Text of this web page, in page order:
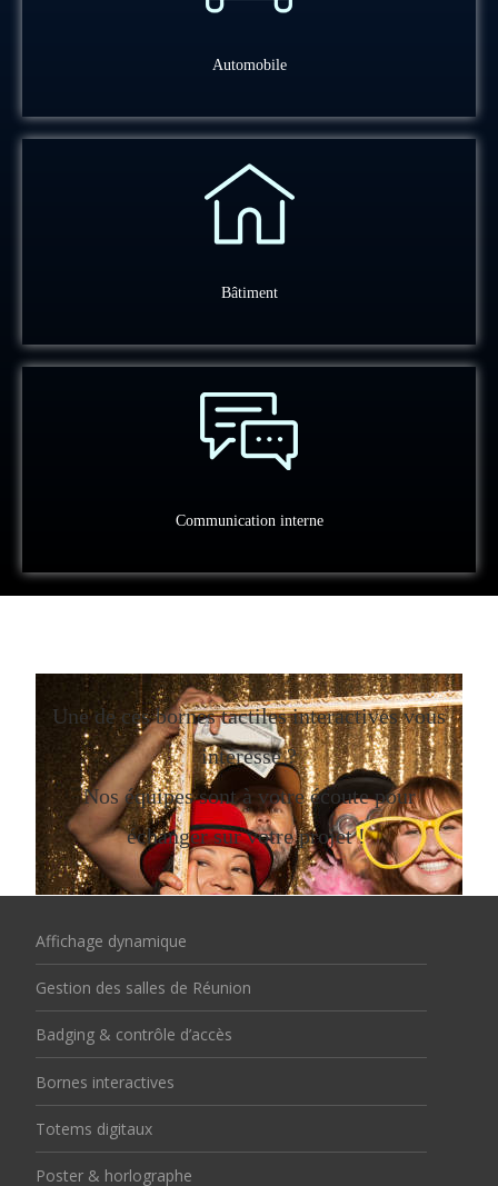
Automobile
Bâtiment
Communication interne
Une de ces bornes tactiles interactives vous
intéresse ?
Nos équipes sont à votre écoute pour
échanger sur votre projet !
Affichage dynamique
Gestion des salles de Réunion
Badging & contrôle d’accès
Bornes interactives
Totems digitaux
Poster & horlographe